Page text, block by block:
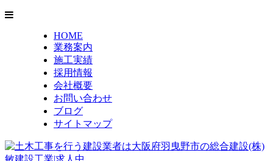
HOME
業務案内
施工実績
採用情報
会社概要
お問い合わせ
ブログ
サイトマップ